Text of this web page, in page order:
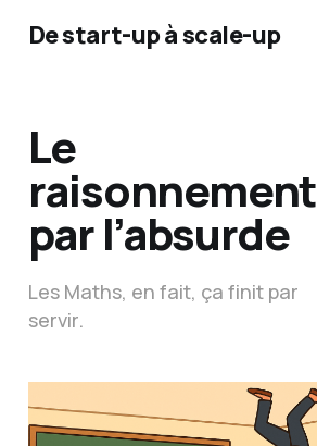
De start-up à scale-up
Le
raisonnement
par l’absurde
Les Maths, en fait, ça finit par
servir.